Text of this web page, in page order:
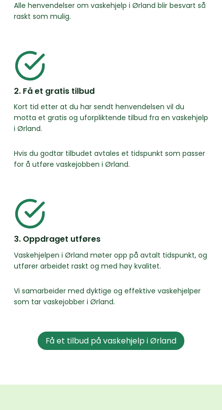
Alle henvendelser om vaskehjelp i Ørland blir besvart så
raskt som mulig.
2. Få et gratis tilbud
Kort tid etter at du har sendt henvendelsen vil du
motta et gratis og uforpliktende tilbud fra en vaskehjelp
i Ørland.
Hvis du godtar tilbudet avtales et tidspunkt som passer
for å utføre vaskejobben i Ørland.
3. Oppdraget utføres
Vaskehjelpen i Ørland møter opp på avtalt tidspunkt, og
utfører arbeidet raskt og med høy kvalitet.
Vi samarbeider med dyktige og effektive vaskehjelper
som tar vaskejobber i Ørland.
Få et tilbud på vaskehjelp i Ørland